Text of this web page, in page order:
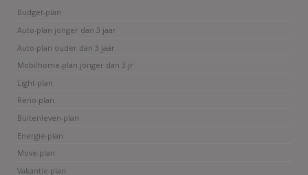
Budget-plan
Auto-plan jonger dan 3 jaar
Auto-plan ouder dan 3 jaar
Mobilhome-plan jonger dan 3 jr
Light-plan
Reno-plan
Buitenleven-plan
Energie-plan
Move-plan
Vakantie-plan